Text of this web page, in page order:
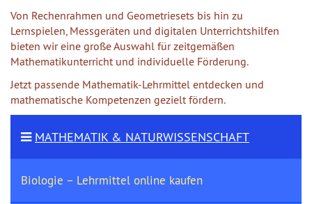
Von Rechenrahmen und Geometriesets bis hin zu
Lernspielen, Messgeräten und digitalen Unterrichtshilfen
bieten wir eine große Auswahl für zeitgemäßen
Mathematikunterricht und individuelle Förderung.
Jetzt passende Mathematik-Lehrmittel entdecken und
mathematische Kompetenzen gezielt fördern.
MATHEMATIK & NATURWISSENSCHAFT
Biologie – Lehrmittel online kaufen